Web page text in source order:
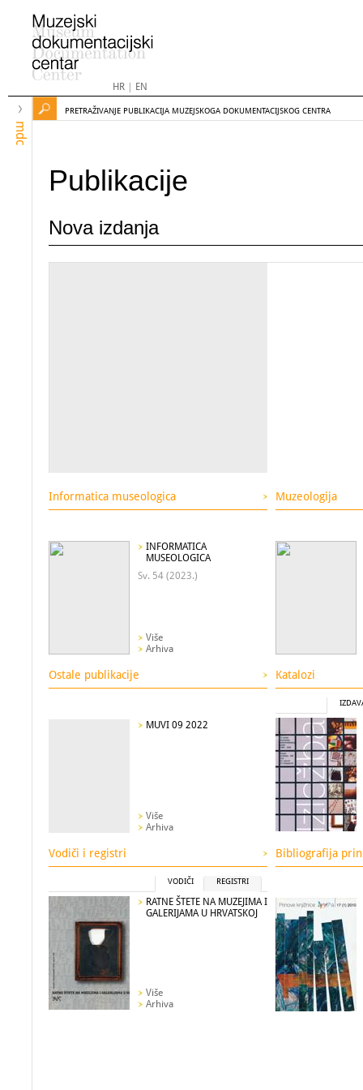
HR| EN
mdc
PRETRAŽIVANJE PUBLIKACIJA MUZEJSKOGA DOKUMENTACIJSKOG CENTRA
Publikacije
Nova izdanja
Informatica museologica
INFORMATICA
MUSEOLOGICA
Sv. 54 (2023.)
Više
Arhiva
Muzeologija
Ostale publikacije
MUVI 09 2022
Više
Arhiva
Katalozi
Vodiči i registri
VODIČI REGISTRI
RATNE ŠTETE NA MUZEJIMA I
GALERIJAMA U HRVATSKOJ
Više
Arhiva
Bibliografija